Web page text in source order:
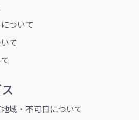
ついて
て
域・不可日について